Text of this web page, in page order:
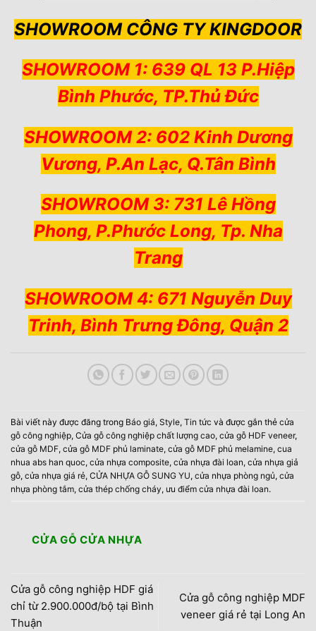
SHOWROOM CÔNG TY KINGDOOR
SHOWROOM 1: 639 QL 13 P.Hiệp
Bình Phước, TP.Thủ Đức
SHOWROOM 2: 602 Kinh Dương
Vương, P.An Lạc, Q.Tân Bình
SHOWROOM 3: 731 Lê Hồng
Phong, P.Phước Long, Tp. Nha
Trang
SHOWROOM 4: 671 Nguyễn Duy
Trinh, Bình Trưng Đông, Quận 2
Bài viết này được đăng trong Báo giá, Style, Tin tức và được gắn thẻ cửa
gỗ công nghiệp, Cửa gỗ công nghiệp chất lượng cao, cửa gỗ HDF veneer,
cửa gỗ MDF, cửa gỗ MDF phủ laminate, cửa gỗ MDF phủ melamine, cua
nhua abs han quoc, cửa nhựa composite, cửa nhựa đài loan, cửa nhựa giả
gỗ, cửa nhựa giá rẻ, CỬA NHỰA GỖ SUNG YU, cửa nhựa phòng ngủ, cửa
nhựa phòng tắm, cửa thép chống cháy, ưu điểm cửa nhựa đài loan.
CỬA GỖ CỬA NHỰA
Cửa gỗ công nghiệp HDF giá
chỉ từ 2.900.000đ/bộ tại Bình
Thuận
Cửa gỗ công nghiệp MDF
veneer giá rẻ tại Long An